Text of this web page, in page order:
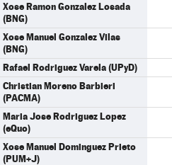
Xose Ramon Gonzalez Losada
(BNG)
Xose Manuel Gonzalez Vilas
(BNG)
Rafael Rodriguez Varela (UPyD)
Christian Moreno Barbieri
(PACMA)
Maria Jose Rodriguez Lopez
(eQuo)
Xose Manuel Dominguez Prieto
(PUM+J)